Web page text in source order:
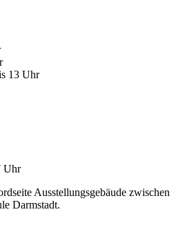
13 Uhr
Uhr
Ausstellungsgebäude zwischen
Darmstadt.